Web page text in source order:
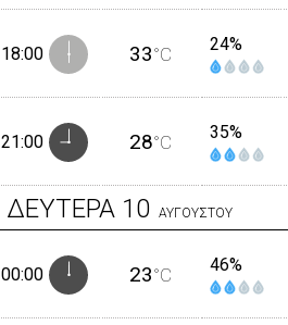
18:00 33°C 24%
21:00 28°C 35%
ΔΕΥΤΕΡΑ 10 ΑΥΓΟΥΣΤΟΥ
00:00 23°C 46%